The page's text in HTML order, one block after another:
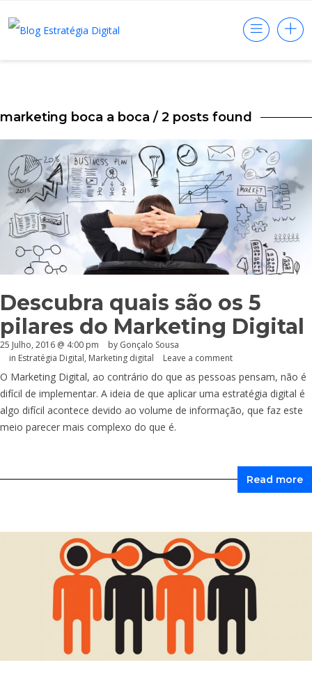
marketing boca a boca / 2 posts found
Descubra quais são os 5
pilares do Marketing Digital
25 Julho, 2016 @ 4:00 pm by Gonçalo Sousa
in Estratégia Digital, Marketing digital Leave a comment
O Marketing Digital, ao contrário do que as pessoas pensam, não é
difícil de implementar. A ideia de que aplicar uma estratégia digital é
algo difícil acontece devido ao volume de informação, que faz este
meio parecer mais complexo do que é.
Read more